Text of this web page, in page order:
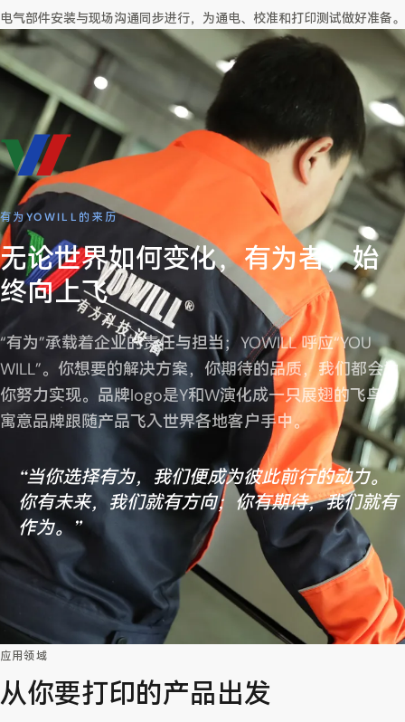
电气部件安装与现场沟通同步进行，为通电、校准和打印测试做好准备。
有为YOWILL的来历
无论世界如何变化，有为者，始
终向上飞
“有为”承载着企业的责任与担当；YOWILL 呼应“YOU
WILL”。你想要的解决方案，你期待的品质，我们都会为
你努力实现。品牌logo是Y和W演化成一只展翅的飞鸟，
寓意品牌跟随产品飞入世界各地客户手中。
“当你选择有为，我们便成为彼此前行的动力。
你有未来，我们就有方向；你有期待，我们就有
作为。”
应用领域
从你要打印的产品出发